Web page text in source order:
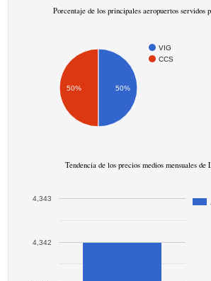
Porcentaje de los principales aeropuertos servidos
VIG
CCS
50% 50%
Tendencia de los precios medios mensuales
4,342
4,343